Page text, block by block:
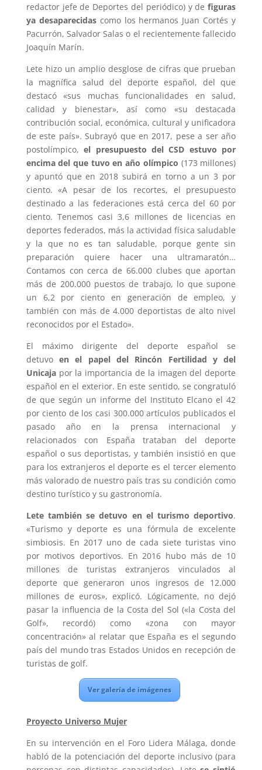
redactor jefe de Deportes del periódico) y de figuras
ya desaparecidas como los hermanos Juan Cortés y
Pacurrón, Salvador Salas o el recientemente fallecido
Joaquín Marín.
Lete hizo un amplio desglose de cifras que prueban
la magnífica salud del deporte español, del que
destacó «sus muchas funcionalidades en salud,
calidad y bienestar», así como «su destacada
contribución social, económica, cultural y unificadora
de este país». Subrayó que en 2017, pese a ser año
postolímpico, el presupuesto del CSD estuvo por
encima del que tuvo en año olímpico (173 millones)
y apuntó que en 2018 subirá en torno a un 3 por
ciento. «A pesar de los recortes, el presupuesto
destinado a las federaciones está cerca del 60 por
ciento. Tenemos casi 3,6 millones de licencias en
deportes federados, más la actividad física saludable
y la que no es tan saludable, porque gente sin
preparación quiere hacer una ultramaratón…
Contamos con cerca de 66.000 clubes que aportan
más de 200.000 puestos de trabajo, lo que supone
un 6,2 por ciento en generación de empleo, y
también con más de 4.000 deportistas de alto nivel
reconocidos por el Estado».
El máximo dirigente del deporte español se
detuvoen el papel del Rincón Fertilidad y del
Unicajapor la importancia de la imagen del deporte
español en el exterior. En este sentido, se congratuló
de que según un informe del Instituto Elcano el 42
por ciento de los casi 300.000 artículos publicados el
pasado año en la prensa internacional y
relacionados con España trataban del deporte
español o sus deportistas, y también insistió en que
para los extranjeros el deporte es el tercer elemento
más valorado de nuestro país tras su condición como
destino turístico y su gastronomía.
Lete también se detuvo en el turismo deportivo.
«Turismo y deporte es una fórmula de excelente
simbiosis. En 2017 uno de cada siete turistas vino
por motivos deportivos. En 2016 hubo más de 10
millones de turistas extranjeros vinculados al
deporte que generaron unos ingresos de 12.000
millones de euros», explicó. Lógicamente, no dejó
pasar la influencia de la Costa del Sol («la Costa del
Golf», recordó) como «zona con mayor
concentración» al relatar que España es el segundo
país del mundo tras Estados Unidos en recepción de
turistas de golf.
Ver galería de imágenes
Proyecto Universo Mujer
En su intervención en el Foro Lidera Málaga, donde
habló de la potenciación del deporte inclusivo (para